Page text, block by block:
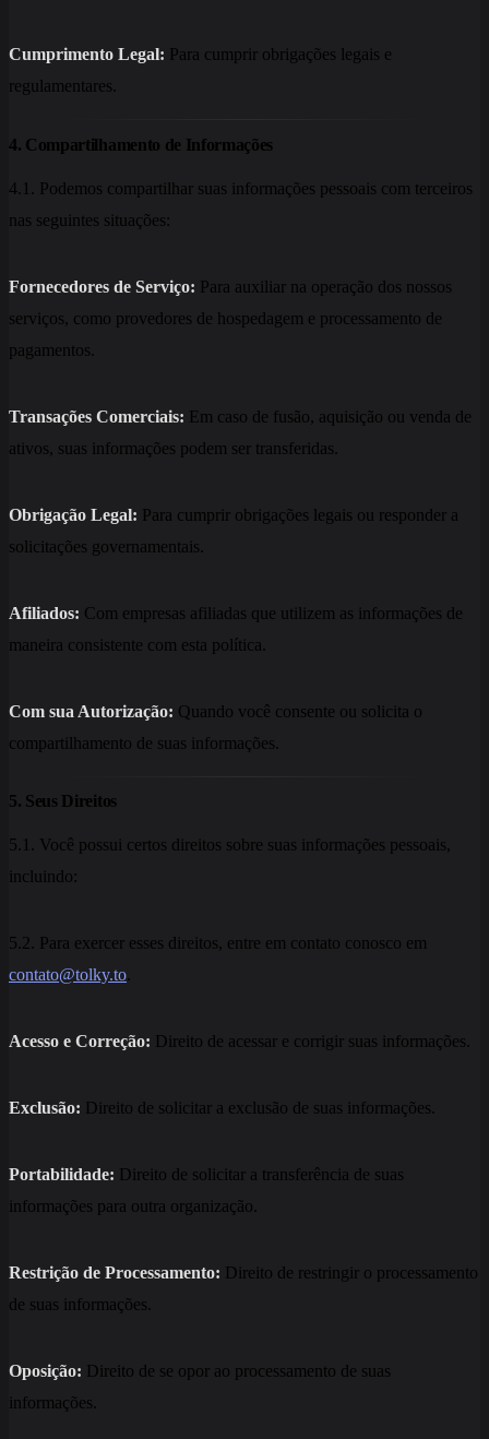
Cumprimento Legal: Para cumprir obrigações legais e
regulamentares.
4. Compartilhamento de Informações
4.1. Podemos compartilhar suas informações pessoais com terceiros
nas seguintes situações:
Fornecedores de Serviço: Para auxiliar na operação dos nossos
serviços, como provedores de hospedagem e processamento de
pagamentos.
Transações Comerciais: Em caso de fusão, aquisição ou venda de
ativos, suas informações podem ser transferidas.
Obrigação Legal: Para cumprir obrigações legais ou responder a
solicitações governamentais.
Afiliados: Com empresas afiliadas que utilizem as informações de
maneira consistente com esta política.
Com sua Autorização: Quando você consente ou solicita o
compartilhamento de suas informações.
5. Seus Direitos
5.1. Você possui certos direitos sobre suas informações pessoais,
incluindo:
5.2. Para exercer esses direitos, entre em contato conosco em
contato@tolky.to
Acesso e Correção: Direito de acessar e corrigir suas informações.
Exclusão: Direito de solicitar a exclusão de suas informações.
Portabilidade: Direito de solicitar a transferência de suas
informações para outra organização.
Restrição de Processamento: Direito de restringir o processamento
de suas informações.
Oposição: Direito de se opor ao processamento de suas
informações.